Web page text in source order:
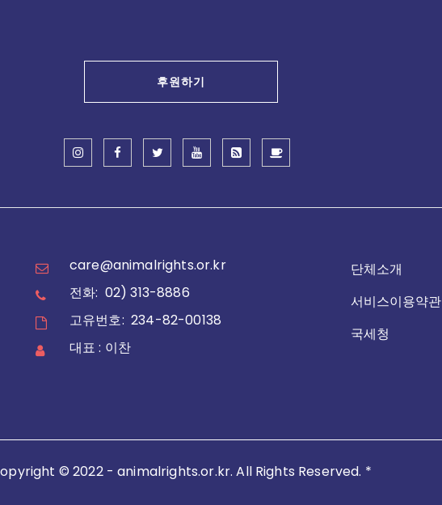
후원하기
care@animalrights.or.kr
전화: 02) 313-8886
고유번호: 234-82-00138
대표 : 이찬
단체소개
서비스이용약관
국세청
© 2022 - animalrights.or.kr. All Rights Reserved. *